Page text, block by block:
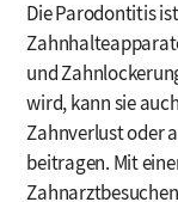
Die Parodontitis
und
wird, kann sie
Zahnverlust oder
beitragen. Mit